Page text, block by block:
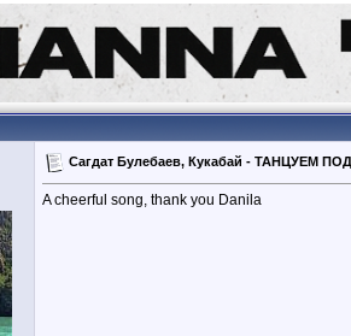
Сагдат Булебаев, Кукабай - ТАНЦУЕМ
A cheerful song, thank you Danila